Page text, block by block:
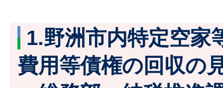
1.野洲市内特定空家
費用等債権の回収の